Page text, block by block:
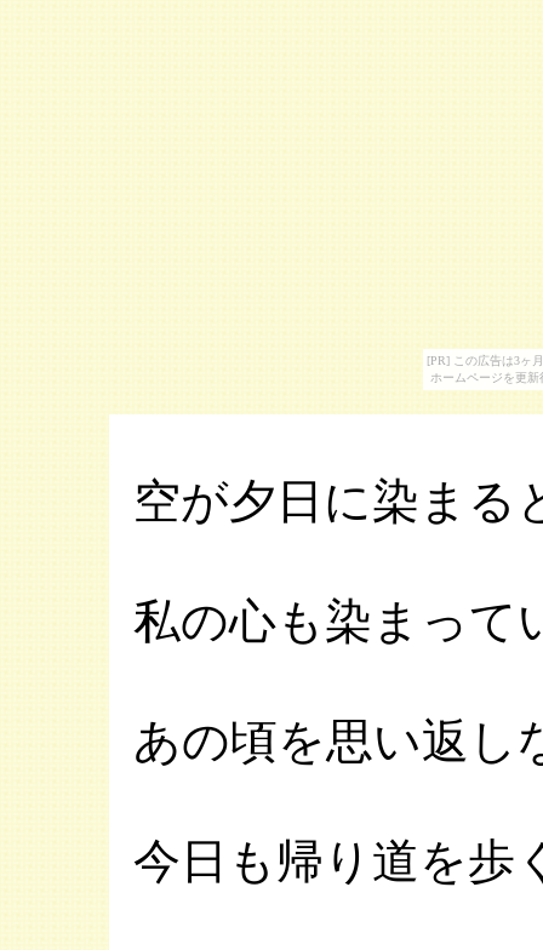
[PR] この広告は3ヶ
ホームページを更
空が夕日に染まる
私の心も染まって
あの頃を思い返し
今日も帰り道を歩